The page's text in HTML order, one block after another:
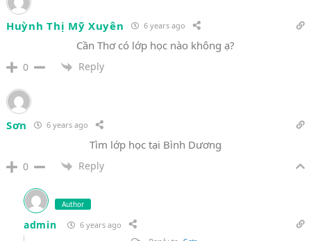
Huỳnh Thị Mỹ Xuyên 6 years ago
Cần Thơ có lớp học nào không ạ?
0 Reply
Sơn 6 years ago
Tìm lớp học tại Bình Dương
0 Reply
Author
admin 6 years ago